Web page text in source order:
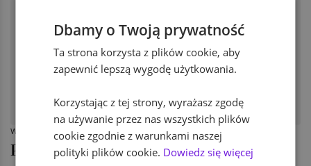
WIADOMOŚCI
Podsumowanie konkursu EYe on Tax
Dbamy o Twoją prywatność
Ta strona korzysta z plików cookie, aby
zapewnić lepszą wygodę użytkowania.
Korzystając z tej strony, wyrażasz zgodę
na używanie przez nas wszystkich plików
cookie zgodnie z warunkami naszej
polityki plików cookie. Dowiedz się więcej